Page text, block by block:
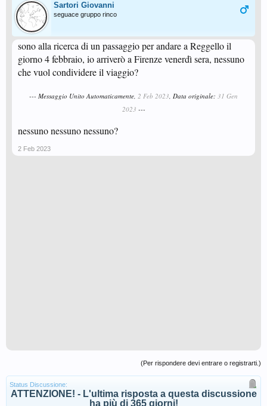
Sartori Giovanni
seguace gruppo rinco
sono alla ricerca di un passaggio per andare a Reggello il
giorno 4 febbraio, io arriverò a Firenze venerdì sera, nessuno
che vuol condividere il viaggio?
--- Messaggio Unito Automaticamente, 2 Feb 2023, Data originale: 31 Gen
2023 ---
nessuno nessuno nessuno?
2 Feb 2023
(Per rispondere devi entrare o registrarti.)
Status Discussione:
ATTENZIONE! - L'ultima risposta a questa discussione
ha più di 365 giorni!